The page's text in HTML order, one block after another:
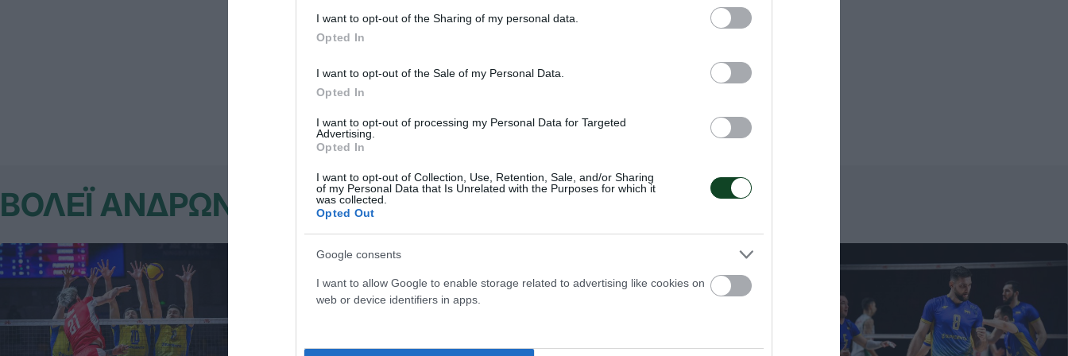
I want to opt-out of the Sharing of my personal data.
Opted In
I want to opt-out of the Sale of my Personal Data.
Opted In
I want to opt-out of processing my Personal Data for Targeted
Advertising.
Opted In
I want to opt-out of Collection, Use, Retention, Sale, and/or Sharing
of my Personal Data that Is Unrelated with the Purposes for which it
was collected.
Opted Out
Google consents
I want to allow Google to enable storage related to advertising like cookies on
web or device identifiers in apps.
Λουατί 7 (5/8 επ., 2 μπλοκ, 69% υπ.-60% άριστες), Καρλί 16 (12/26 επ., 2
άσσοι, 2 μπλοκ, 64% υπ.-50% άριστες) / Γκρεμπένικοφ (λ, 93% υπ.-79%
άριστες), Ζοφρουά.
ΒΟΛΕΪ ΑΝΔΡΩΝ